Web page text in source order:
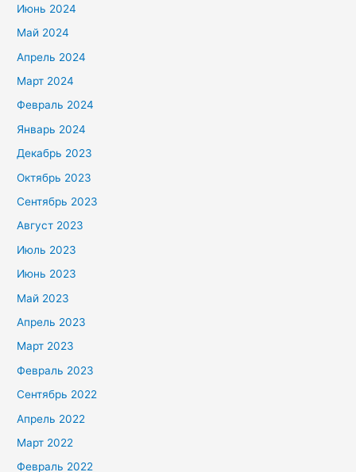
Июнь 2024
Май 2024
Апрель 2024
Март 2024
Февраль 2024
Январь 2024
Декабрь 2023
Октябрь 2023
Сентябрь 2023
Август 2023
Июль 2023
Июнь 2023
Май 2023
Апрель 2023
Март 2023
Февраль 2023
Сентябрь 2022
Апрель 2022
Март 2022
Февраль 2022